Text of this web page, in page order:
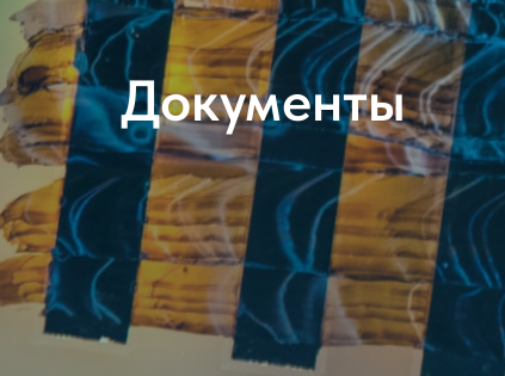
Документы